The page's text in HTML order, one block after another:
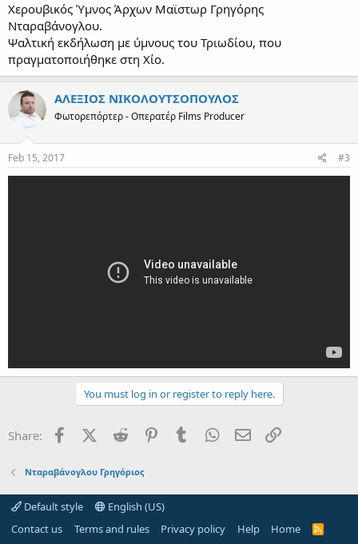
Χερουβικός Ύμνος Άρχων Μαϊστωρ Γρηγόρης
Νταραβάνογλου.
Ψαλτική εκδήλωση με ύμνους του Τριωδίου, που
πραγματοποιήθηκε στη Χίο.
ΑΛΕΞΙΟΣ ΝΙΚΟΛΟΥΤΣΟΠΟΥΛΟΣ
Φωτορεπόρτερ - Οπερατέρ Films Producer
Feb 15, 2017 #3
You must log in or register to reply here.
Share: FacebookX (Twitter)
Reddit PinterestTumblr WhatsApp
Email
Νταραβάνογλου Γρηγόριος
Default style
English (US)
Contact us
Terms and rules Privacy policy Help Home
R